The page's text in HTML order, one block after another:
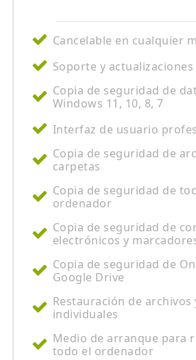
Cancelable en cualquier
Soporte y
Copia de seguridad de
Windows 11, 10, 8, 7
Interfaz de usuario
Copia de seguridad de
carpetas
Copia de seguridad de
ordenador
Copia de seguridad de
electrónicos y
Copia de seguridad de
Google Drive
Restauración de archivos
individuales
Medio de arranque para
todo el ordenador